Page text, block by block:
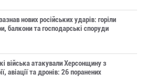
нових російських ударів: горіли
балкони та господарські споруди
війська атакували Херсонщину з
авіації та дронів: 26 поранених